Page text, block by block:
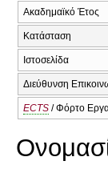
Ακαδημαϊκό Έτος
Κατάσταση
Ιστοσελίδα
Διεύθυνση
ECTS / Φόρτο